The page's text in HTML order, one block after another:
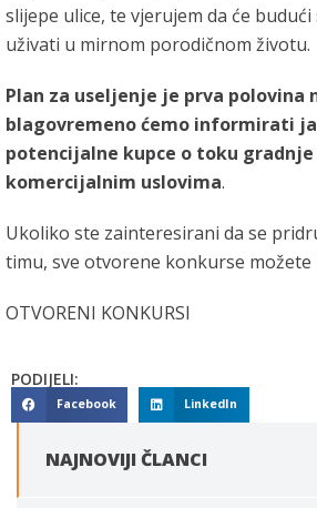
slijepe ulice, te vjerujem da će
uživati u mirnom porodičnom životu.
Plan za useljenje je prva polovina
blagovremeno ćemo informirati
potencijalne kupce o toku gradnje
komercijalnim uslovima.
Ukoliko ste zainteresirani da se
timu, sve otvorene konkurse možete
OTVORENI KONKURSI
PODIJELI:
Facebook LinkedIn
NAJNOVIJI ČLANCI